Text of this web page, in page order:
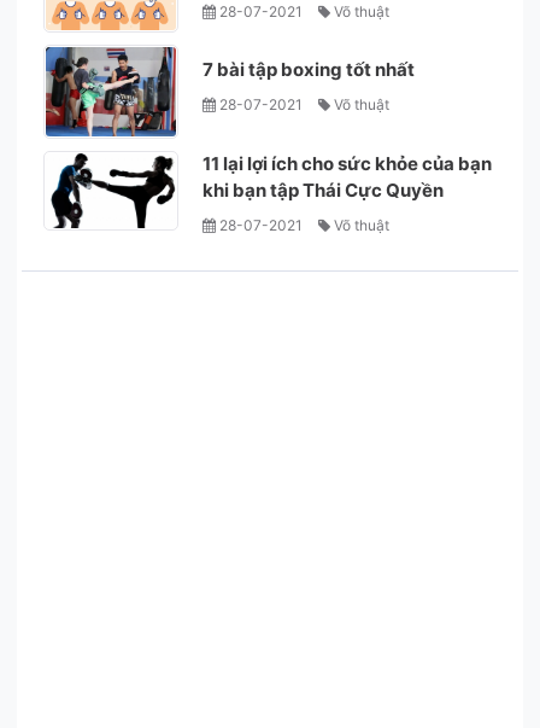
28-07-2021 Võ thuật
7 bài tập boxing tốt nhất
28-07-2021 Võ thuật
11 lại lợi ích cho sức khỏe của bạn
khi bạn tập Thái Cực Quyền
28-07-2021 Võ thuật